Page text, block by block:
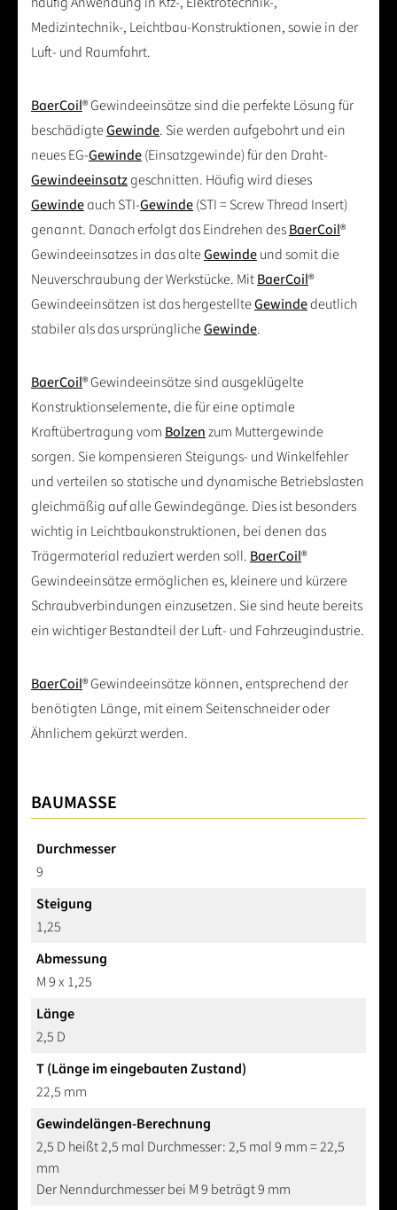
Medizintechnik-, Leichtbau-Konstruktionen, sowie in der
Luft- und Raumfahrt.
BaerCoil® Gewindeeinsätze sind die perfekte Lösung für
beschädigteGewinde. Sie werden aufgebohrt und ein
neues EG-Gewinde(Einsatzgewinde) für den Draht-
Gewindeeinsatzgeschnitten. Häufig wird dieses
Gewindeauch STI-Gewinde(STI = Screw Thread Insert)
genannt. Danach erfolgt das Eindrehen desBaerCoil®
Gewindeeinsatzes in das alteGewindeund somit die
Neuverschraubung der Werkstücke. MitBaerCoil®
Gewindeeinsätzen ist das hergestellteGewindedeutlich
stabiler als das ursprünglicheGewinde.
BaerCoil® Gewindeeinsätze sind ausgeklügelte
Konstruktionselemente, die für eine optimale
Kraftübertragung vom Bolzenzum Muttergewinde
sorgen. Sie kompensieren Steigungs- und Winkelfehler
und verteilen so statische und dynamische Betriebslasten
gleichmäßig auf alle Gewindegänge. Dies ist besonders
wichtig in Leichtbaukonstruktionen, bei denen das
Trägermaterial reduziert werden soll. BaerCoil®
Gewindeeinsätze ermöglichen es, kleinere und kürzere
Schraubverbindungen einzusetzen. Sie sind heute bereits
ein wichtiger Bestandteil der Luft- und Fahrzeugindustrie.
BaerCoil® Gewindeeinsätze können, entsprechend der
benötigten Länge, mit einem Seitenschneider oder
Ähnlichem gekürzt werden.
BAUMASSE
Durchmesser
9
Steigung
1,25
Abmessung
M 9 x 1,25
Länge
2,5 D
T (Länge im eingebauten Zustand)
22,5 mm
Gewindelängen-Berechnung
2,5 D heißt 2,5 mal Durchmesser: 2,5 mal 9 mm = 22,5
mm
Der Nenndurchmesser bei M 9 beträgt 9 mm